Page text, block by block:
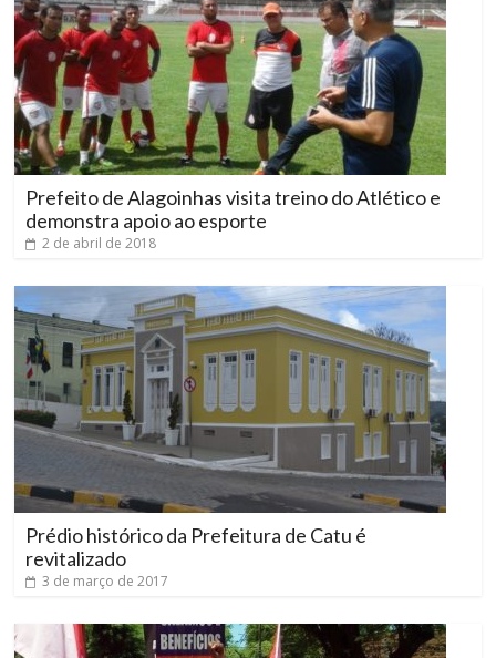
Prefeito de Alagoinhas visita treino do Atlético e
demonstra apoio ao esporte
2 de abril de 2018
Prédio histórico da Prefeitura de Catu é
revitalizado
3 de março de 2017